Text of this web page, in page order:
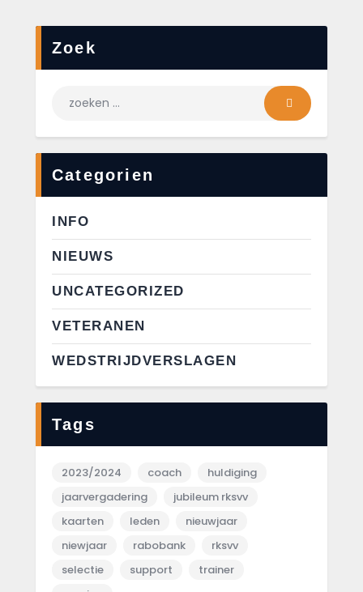
Zoek
Categorien
INFO
NIEUWS
UNCATEGORIZED
VETERANEN
WEDSTRIJDVERSLAGEN
Tags
2023/2024 coach
huldiging
jaarvergadering
jubileum rksvv
kaarten
leden
nieuwjaar
niewjaar
rabobank
rksvv
selectie
support
trainer